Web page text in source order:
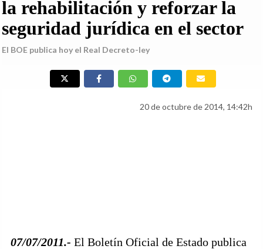
la rehabilitación y reforzar la
seguridad jurídica en el sector
El BOE publica hoy el Real Decreto-ley
20 de octubre de 2014, 14:42h
07/07/2011.- El Boletín Oficial de Estado publica